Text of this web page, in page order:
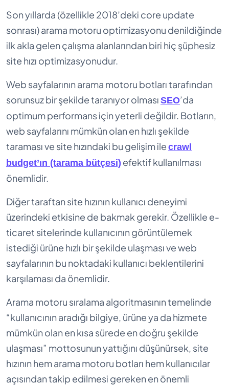
Son yıllarda (özellikle 2018’deki core update
sonrası) arama motoru optimizasyonu denildiğinde
ilk akla gelen çalışma alanlarından biri hiç şüphesiz
site hızı optimizasyonudur.
Web sayfalarının arama motoru botları tarafından
sorunsuz bir şekilde taranıyor olması SEO’da
optimum performans için yeterli değildir. Botların,
web sayfalarını mümkün olan en hızlı şekilde
taraması ve site hızındaki bu gelişim ile crawl
budget’ın (tarama bütçesi) efektif kullanılması
önemlidir.
Diğer taraftan site hızının kullanıcı deneyimi
üzerindeki etkisine de bakmak gerekir. Özellikle e-
ticaret sitelerinde kullanıcının görüntülemek
istediği ürüne hızlı bir şekilde ulaşması ve web
sayfalarının bu noktadaki kullanıcı beklentilerini
karşılaması da önemlidir.
Arama motoru sıralama algoritmasının temelinde
“kullanıcının aradığı bilgiye, ürüne ya da hizmete
mümkün olan en kısa sürede en doğru şekilde
ulaşması” mottosunun yattığını düşünürsek, site
hızının hem arama motoru botları hem kullanıcılar
açısından takip edilmesi gereken en önemli